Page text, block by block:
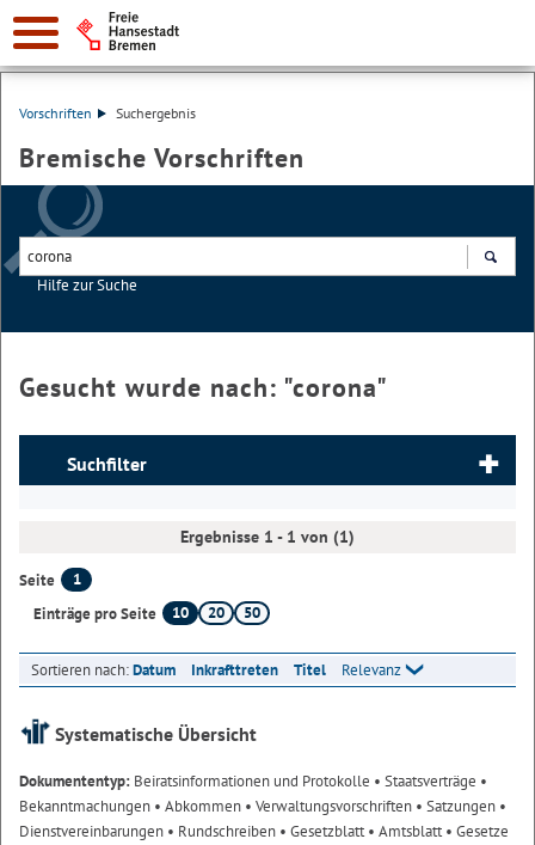
Vorschriften Suchergebnis
Bremische Vorschriften
Hilfe zur Suche
Gesucht wurde nach: "corona"
Suchfilter
Ergebnisse 1 - 1 von (1)
Seite
1
Einträge pro Seite
10 20 50
Sortieren nach:Datum Inkrafttreten Titel Relevanz
Systematische Übersicht
Dokumententyp: Beiratsinformationen und Protokolle • Staatsverträge •
Bekanntmachungen • Abkommen • Verwaltungsvorschriften • Satzungen •
Dienstvereinbarungen • Rundschreiben • Gesetzblatt• Amtsblatt• Gesetze